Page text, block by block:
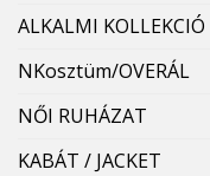
ALKALMI KOLLEKCIÓ
NKosztüm/OVERÁL
NŐI RUHÁZAT
KABÁT / JACKET